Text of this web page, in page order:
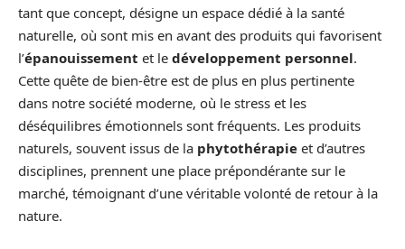
tant que concept, désigne un espace dédié à la santé
naturelle, où sont mis en avant des produits qui favorisent
l’épanouissement et le développement personnel.
Cette quête de bien-être est de plus en plus pertinente
dans notre société moderne, où le stress et les
déséquilibres émotionnels sont fréquents. Les produits
naturels, souvent issus de la phytothérapie et d’autres
disciplines, prennent une place prépondérante sur le
marché, témoignant d’une véritable volonté de retour à la
nature.